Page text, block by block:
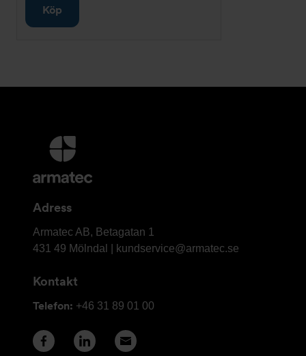
Köp
Ytterligare
information
och
Adress
Armatec
AB
Armatec AB, Betagatan 1
431 49 Mölndal |
kundservice@armatec.se
Kontakt
Telefon: +46 31 89 01 00